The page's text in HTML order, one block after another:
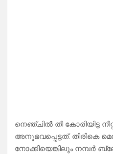
നെഞ്ചിൽ തീ കോരിയിട്ട
അനുഭവപ്പെട്ടത്. തിരികെ
നോക്കിയെങ്കിലും നമ്പർ